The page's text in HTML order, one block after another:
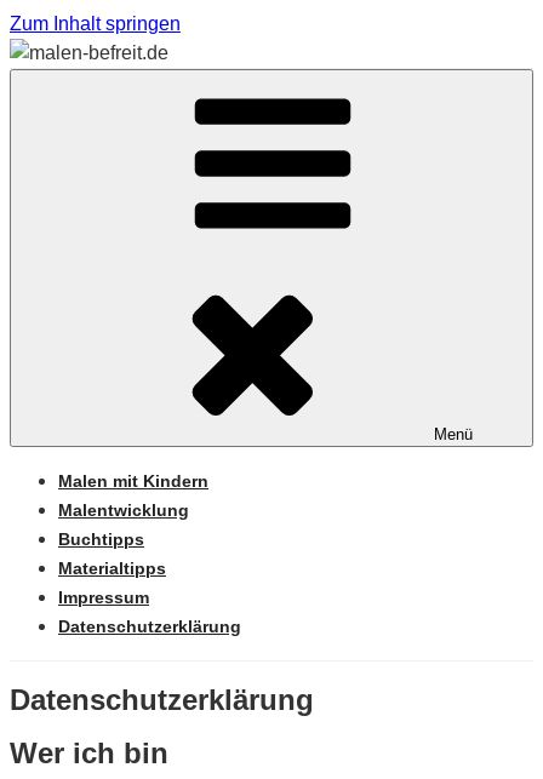
Zum Inhalt springen
MALEN-BEFREIT.DE
Sabine Feickert – Atelier für begleitetes Malen
Menü
Malen mit Kindern
Malentwicklung
Buchtipps
Materialtipps
Impressum
Datenschutzerklärung
Datenschutzerklärung
Wer ich bin